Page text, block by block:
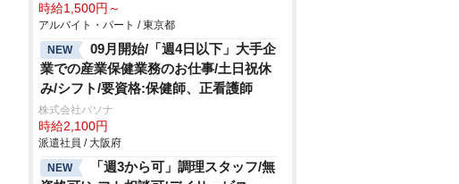
時給1,500円～
アルバイト・パート / 東京都
NEW
09月開始/「週4日以下」大手企
業での産業保健業務のお仕事/土日祝休
み/シフト/要資格:保健師、正看護師
株式会社パソナ
時給2,100円
派遣社員 / 大阪府
NEW
「週3から可」調理スタッフ/無